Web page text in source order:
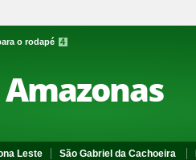
o rodapé 4
Leste São Gabriel da Cachoeira